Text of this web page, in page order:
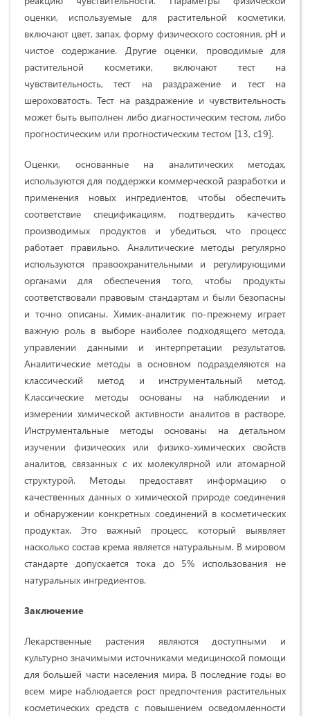
оценки, используемые для растительной косметики,
включают цвет, запах, форму физического состояния, pH и
чистое содержание. Другие оценки, проводимые для
растительной косметики, включают тест на
чувствительность, тест на раздражение и тест на
шероховатость. Тест на раздражение и чувствительность
может быть выполнен либо диагностическим тестом, либо
прогностическим или прогностическим тестом [13, с19].
Оценки, основанные на аналитических методах,
используются для поддержки коммерческой разработки и
применения новых ингредиентов, чтобы обеспечить
соответствие спецификациям, подтвердить качество
производимых продуктов и убедиться, что процесс
работает правильно. Аналитические методы регулярно
используются правоохранительными и регулирующими
органами для обеспечения того, чтобы продукты
соответствовали правовым стандартам и были безопасны
и точно описаны. Химик-аналитик по-прежнему играет
важную роль в выборе наиболее подходящего метода,
управлении данными и интерпретации результатов.
Аналитические методы в основном подразделяются на
классический метод и инструментальный метод.
Классические методы основаны на наблюдении и
измерении химической активности аналитов в растворе.
Инструментальные методы основаны на детальном
изучении физических или физико-химических свойств
аналитов, связанных с их молекулярной или атомарной
структурой. Методы предоставят информацию о
качественных данных о химической природе соединения
и обнаружении конкретных соединений в косметических
продуктах. Это важный процесс, который выявляет
насколько состав крема является натуральным. В мировом
стандарте допускается тока до 5% использования не
натуральных ингредиентов.
Заключение
Лекарственные растения являются доступными и
культурно значимыми источниками медицинской помощи
для большей части населения мира. В последние годы во
всем мире наблюдается рост предпочтения растительных
косметических средств с повышением осведомленности